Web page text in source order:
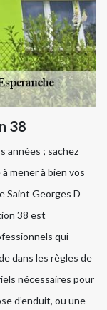
38
années ; sachez
mener à bien vos
Saint Georges D
38 est
qui
dans les règles de
nécessaires pour
d’enduit, ou une